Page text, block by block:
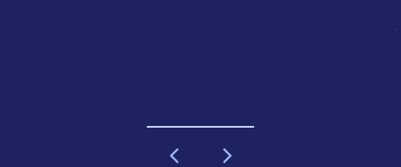
Stahldrahtwalzwerk für Unterseekabelpanzerung;